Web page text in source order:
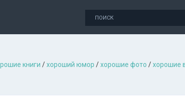
книги /хороший юмор /хорошие фото /хорошие